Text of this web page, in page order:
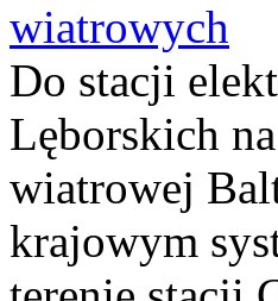
wiatrowych
Do stacji
Lęborskich
wiatrowej
krajowym